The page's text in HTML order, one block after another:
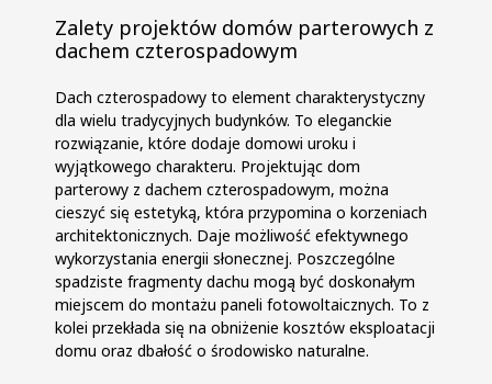
Zalety projektów domów parterowych z
dachem czterospadowym
Dach czterospadowy to element charakterystyczny
dla wielu tradycyjnych budynków. To eleganckie
rozwiązanie, które dodaje domowi uroku i
wyjątkowego charakteru. Projektując dom
parterowy z dachem czterospadowym, można
cieszyć się estetyką, która przypomina o korzeniach
architektonicznych. Daje możliwość efektywnego
wykorzystania energii słonecznej. Poszczególne
spadziste fragmenty dachu mogą być doskonałym
miejscem do montażu paneli fotowoltaicznych. To z
kolei przekłada się na obniżenie kosztów eksploatacji
domu oraz dbałość o środowisko naturalne.